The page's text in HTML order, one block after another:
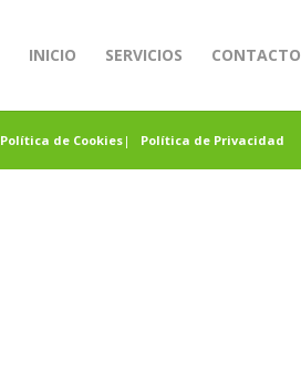
INICIO SERVICIOS CONTACTO
Política de Cookies | Política de Privacidad